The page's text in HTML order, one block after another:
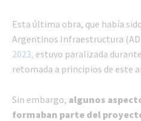
Esta última obra, que había
Argentinos Infraestructura
2023, estuvo paralizada
retomada a principios de este
Sin embargo, algunos
formaban parte del